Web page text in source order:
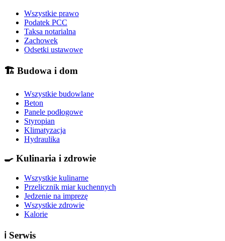
Wszystkie prawo
Podatek PCC
Taksa notarialna
Zachowek
Odsetki ustawowe
🏗️ Budowa i dom
Wszystkie budowlane
Beton
Panele podłogowe
Styropian
Klimatyzacja
Hydraulika
🍳 Kulinaria i zdrowie
Wszystkie kulinarne
Przelicznik miar kuchennych
Jedzenie na imprezę
Wszystkie zdrowie
Kalorie
ℹ️ Serwis